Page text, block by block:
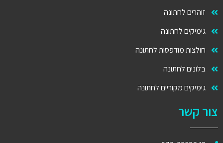
זוהרים לחתונה
גימיקים לחתונה
חולצות מודפסות לחתונה
בלונים לחתונה
גימיקים מקוריים לחתונה
צור קשר